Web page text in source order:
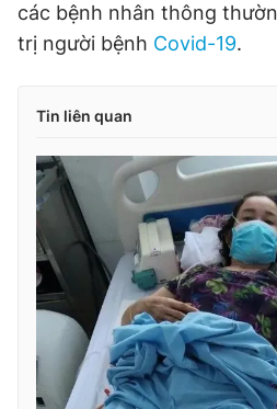
các bệnh nhân thông
trị người bệnh Covid-19.
Tin liên quan